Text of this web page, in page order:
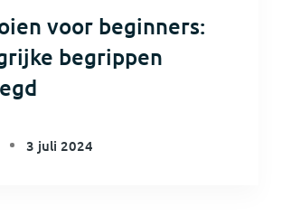
voor beginners:
begrippen
3 juli 2024